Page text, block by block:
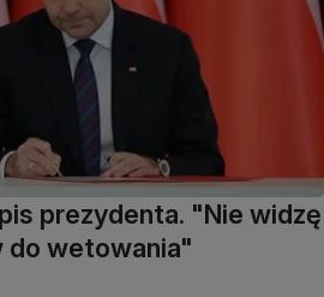
prezydenta. "Nie widzę
do wetowania"